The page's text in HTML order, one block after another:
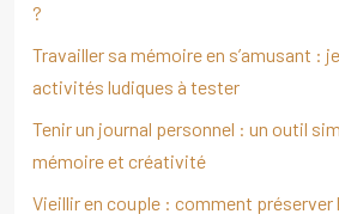
?
Travailler sa mémoire en s’amusant :
activités ludiques à tester
Tenir un journal personnel : un outil
mémoire et créativité
Vieillir en couple : comment préserver